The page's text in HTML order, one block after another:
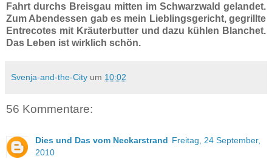
Fahrt durchs Breisgau mitten im Schwarzwald gelandet.
Zum Abendessen gab es mein Lieblingsgericht, gegrillte
Entrecotes mit Kräuterbutter und dazu kühlen Blanchet.
Das Leben ist wirklich schön.
Svenja-and-the-City um 10:02
56 Kommentare:
Dies und Das vom Neckarstrand Freitag, 24 September,
2010